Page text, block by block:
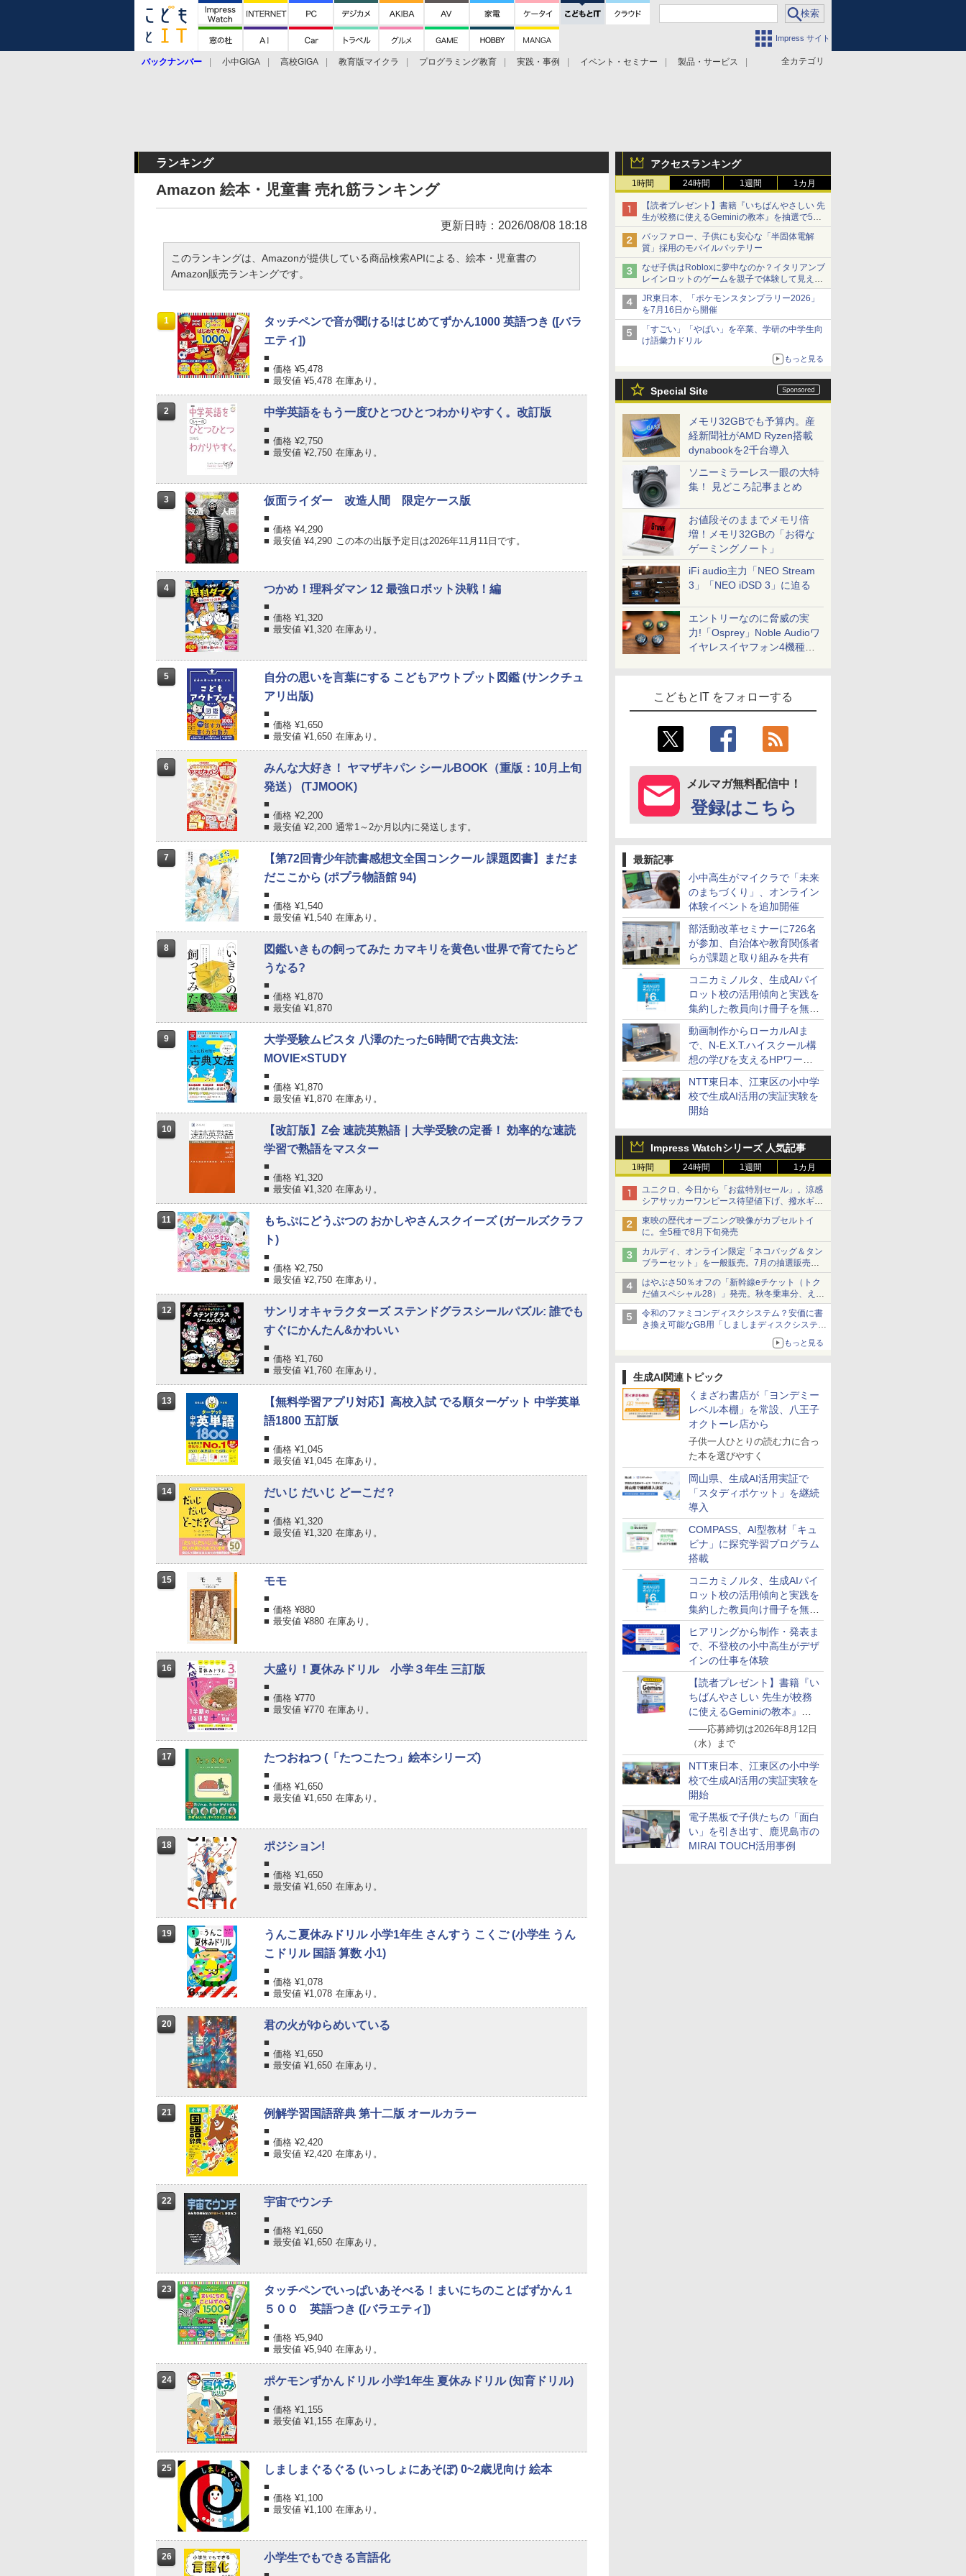
Impress サイト
全カテゴリ
バックナンバー 小中GIGA 高校GIGA 教育版マイクラ プログラミング教育 実践・事例 イベント・セミナー 製品・サービス
アクセスランキング
1時間 24時間 1週間 1カ月
【読者プレゼント】書籍『いちばんやさしい 先
生が校務に使えるGeminiの教本』を抽選で5名
様にプレゼント ――応募締切は2026年8月12
日（水）まで
バッファロー、子供にも安心な「半固体電解
質」採用のモバイルバッテリー
なぜ子供はRobloxに夢中なのか？イタリアンブ
レインロットのゲームを親子で体験して見えた
こと
JR東日本、「ポケモンスタンプラリー2026」
を7月16日から開催
「すごい」「やばい」を卒業、学研の中学生向
け語彙力ドリル
もっと見る
Special Site
メモリ32GBでも予算内。産
経新聞社がAMD Ryzen搭載
dynabookを2千台導入
ソニーミラーレス一眼の大特
集！ 見どころ記事まとめ
お値段そのままでメモリ倍
増！メモリ32GBの「お得な
ゲーミングノート」
iFi audio主力「NEO Stream
3」「NEO iDSD 3」に迫る
エントリーなのに脅威の実
力!「Osprey」Noble Audioワ
イヤレスイヤフォン4機種を
こどもとIT をフォローする
メルマガ無料配信中！
登録はこちら
最新記事
小中高生がマイクラで「未来
のまちづくり」、オンライン
体験イベントを追加開催
部活動改革セミナーに726名
が参加、自治体や教育関係者
らが課題と取り組みを共有
コニカミノルタ、生成AIパイ
ロット校の活用傾向と実践を
集約した教員向け冊子を無料
公開
動画制作からローカルAIま
で、N-E.X.T.ハイスクール構
想の学びを支えるHPワーク
ステーション
NTT東日本、江東区の小中学
校で生成AI活用の実証実験を
開始
Impress Watchシリーズ 人気記事
1時間 24時間 1週間 1カ月
ユニクロ、今日から「お盆特別セール」。涼感
シアサッカーワンピース待望値下げ、撥水ギア
ショーツは1990円に
東映の歴代オープニング映像がカプセルトイ
に。全5種で8月下旬発売
カルディ、オンライン限定「ネコバッグ＆タン
ブラーセット」を一般販売。7月の抽選販売の
当選無効分
はやぶさ50％オフの「新幹線eチケット（トク
だ値スペシャル28）」発売。秋冬乗車分、えき
ねっと限定
令和のファミコンディスクシステム？安価に書
き換え可能なGB用「しましまディスクシステ
もっと見る
生成AI関連トピック
くまざわ書店が「ヨンデミー
レベル本棚」を常設、八王子
オクトーレ店から
子供一人ひとりの読む力に合っ
た本を選びやすく
岡山県、生成AI活用実証で
「スタディポケット」を継続
導入
COMPASS、AI型教材「キュ
ビナ」に探究学習プログラム
搭載
コニカミノルタ、生成AIパイ
ロット校の活用傾向と実践を
集約した教員向け冊子を無料
公開
ヒアリングから制作・発表ま
で、不登校の小中高生がデザ
インの仕事を体験
【読者プレゼント】書籍『い
ちばんやさしい 先生が校務
に使えるGeminiの教本』を
抽選で5名様にプレゼント
――応募締切は2026年8月12日
（水）まで
NTT東日本、江東区の小中学
校で生成AI活用の実証実験を
開始
電子黒板で子供たちの「面白
い」を引き出す、鹿児島市の
MIRAI TOUCH活用事例
ランキング
Amazon 絵本・児童書 売れ筋ランキング
更新日時：2026/08/08 18:18
このランキングは、Amazonが提供している商品検索APIによる、絵本・児童書の
Amazon販売ランキングです。
1
タッチペンで音が聞ける!はじめてずかん1000 英語つき ([バラ
エティ])
価格 ¥5,478
最安値 ¥5,478 在庫あり。
2 中学英語をもう一度ひとつひとつわかりやすく。改訂版
価格 ¥2,750
最安値 ¥2,750 在庫あり。
3 仮面ライダー 改造人間 限定ケース版
価格 ¥4,290
最安値 ¥4,290 この本の出版予定日は2026年11月11日です。
4 つかめ！理科ダマン 12 最強ロボット決戦！編
価格 ¥1,320
最安値 ¥1,320 在庫あり。
5
自分の思いを言葉にする こどもアウトプット図鑑 (サンクチュ
アリ出版)
価格 ¥1,650
最安値 ¥1,650 在庫あり。
6
みんな大好き！ ヤマザキパン シールBOOK（重版：10月上旬
発送） (TJMOOK)
価格 ¥2,200
最安値 ¥2,200 通常1～2か月以内に発送します。
7
【第72回青少年読書感想文全国コンクール 課題図書】まだま
だここから (ポプラ物語館 94)
価格 ¥1,540
最安値 ¥1,540 在庫あり。
8
図鑑いきもの飼ってみた カマキリを黄色い世界で育てたらど
うなる?
価格 ¥1,870
最安値 ¥1,870
9
大学受験ムビスタ 八澤のたった6時間で古典文法:
MOVIE×STUDY
価格 ¥1,870
最安値 ¥1,870 在庫あり。
10
【改訂版】Z会 速読英熟語｜大学受験の定番！ 効率的な速読
学習で熟語をマスター
価格 ¥1,320
最安値 ¥1,320 在庫あり。
11
もちぷにどうぶつの おかしやさんスクイーズ (ガールズクラフ
ト)
価格 ¥2,750
最安値 ¥2,750 在庫あり。
12
サンリオキャラクターズ ステンドグラスシールパズル: 誰でも
すぐにかんたん&かわいい
価格 ¥1,760
最安値 ¥1,760 在庫あり。
13
【無料学習アプリ対応】高校入試 でる順ターゲット 中学英単
語1800 五訂版
価格 ¥1,045
最安値 ¥1,045 在庫あり。
14 だいじ だいじ どーこだ？
価格 ¥1,320
最安値 ¥1,320 在庫あり。
15 モモ
価格 ¥880
最安値 ¥880 在庫あり。
16 大盛り！夏休みドリル 小学３年生 三訂版
価格 ¥770
最安値 ¥770 在庫あり。
17 たつおねつ (「たつこたつ」絵本シリーズ)
価格 ¥1,650
最安値 ¥1,650 在庫あり。
18 ポジション!
価格 ¥1,650
最安値 ¥1,650 在庫あり。
19
うんこ夏休みドリル 小学1年生 さんすう こくご (小学生 うん
こドリル 国語 算数 小1)
価格 ¥1,078
最安値 ¥1,078 在庫あり。
20 君の火がゆらめいている
価格 ¥1,650
最安値 ¥1,650 在庫あり。
21 例解学習国語辞典 第十二版 オールカラー
価格 ¥2,420
最安値 ¥2,420 在庫あり。
22 宇宙でウンチ
価格 ¥1,650
最安値 ¥1,650 在庫あり。
23
タッチペンでいっぱいあそべる！まいにちのことばずかん１
５００ 英語つき ([バラエティ])
価格 ¥5,940
最安値 ¥5,940 在庫あり。
24 ポケモンずかんドリル 小学1年生 夏休みドリル (知育ドリル)
価格 ¥1,155
最安値 ¥1,155 在庫あり。
25 しましまぐるぐる (いっしょにあそぼ) 0~2歳児向け 絵本
価格 ¥1,100
最安値 ¥1,100 在庫あり。
26 小学生でもできる言語化